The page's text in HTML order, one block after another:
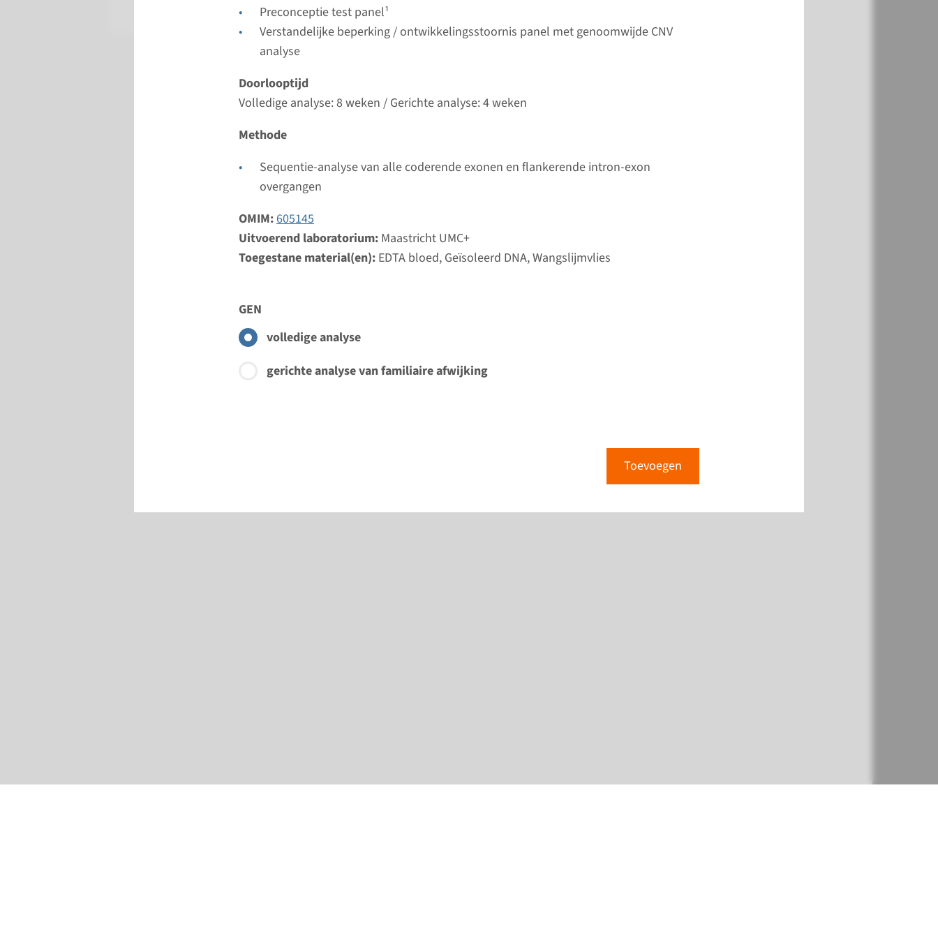
Preconceptie test panel¹
Verstandelijke beperking / ontwikkelingsstoornis panel met genoomwijde CNV
analyse
Doorlooptijd
Volledige analyse: 8 weken / Gerichte analyse: 4 weken
Methode
Sequentie-analyse van alle coderende exonen en flankerende intron-exon
overgangen
OMIM:605145
Uitvoerend laboratorium: Maastricht UMC+
Toegestane material(en): EDTA bloed, Geïsoleerd DNA, Wangslijmvlies
GEN
volledige analyse
gerichte analyse van familiaire afwijking
Toevoegen
Maastricht UMC+